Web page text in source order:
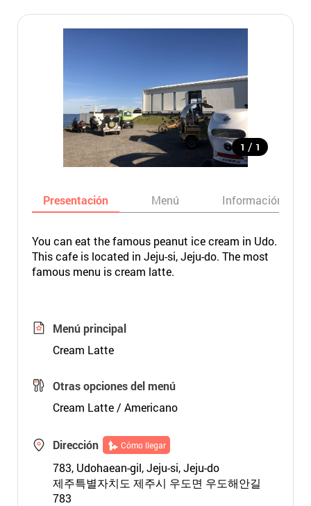
1 / 1
Presentación Menú Información
You can eat the famous peanut ice cream in Udo.
This cafe is located in Jeju-si, Jeju-do. The most
famous menu is cream latte.
Menú principal
Cream Latte
Otras opciones del menú
Cream Latte / Americano
Dirección Cómo llegar
783, Udohaean-gil, Jeju-si, Jeju-do
제주특별자치도 제주시 우도면 우도해안길
783